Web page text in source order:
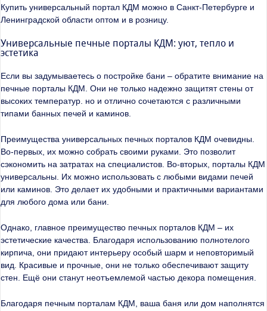
Купить универсальный портал КДМ можно в Санкт-Петербурге и
Ленинградской области оптом и в розницу.
Универсальные печные порталы КДМ: уют, тепло и
эстетика
Если вы задумываетесь о постройке бани – обратите внимание на
печные порталы КДМ. Они не только надежно защитят стены от
высоких температур. но и отлично сочетаются с различными
типами банных печей и каминов.
Преимущества универсальных печных порталов КДМ очевидны.
Во-первых, их можно собрать своими руками. Это позволит
сэкономить на затратах на специалистов. Во-вторых, порталы КДМ
универсальны. Их можно использовать с любыми видами печей
или каминов. Это делает их удобными и практичными вариантами
для любого дома или бани.
Однако, главное преимущество печных порталов КДМ – их
эстетические качества. Благодаря использованию полнотелого
кирпича, они придают интерьеру особый шарм и неповторимый
вид. Красивые и прочные, они не только обеспечивают защиту
стен. Ещё они станут неотъемлемой частью декора помещения.
Благодаря печным порталам КДМ, ваша баня или дом наполнятся